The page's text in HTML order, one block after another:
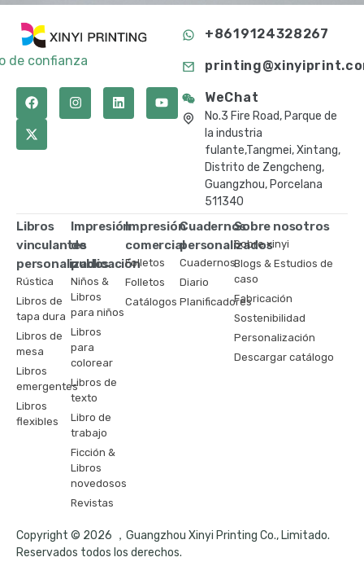
de confianza
+8619124328267
WeChat
No.3 Fire Road, Parque de
la industria
fulante,Tangmei, Xintang,
Distrito de Zengcheng,
Guangzhou, Porcelana
511340
Libros
vinculantes
personalizados
Rústica
Libros de
tapa dura
Libros de
mesa
Libros
emergentes
Libros
flexibles
Impresión
de
publicación
Niños &
Libros
para niños
Libros
para
colorear
Libros de
texto
Libro de
trabajo
Ficción &
Libros
novedosos
Revistas
Impresión
comercial
Folletos
Folletos
Catálogos
Cuadernos
personalizados
Cuadernos
Diario
Planificadores
Sobre nosotros
Sobre xinyi
Blogs & Estudios de
caso
Fabricación
Sostenibilidad
Personalización
Descargar catálogo
Copyright © 2026 ，Guangzhou Xinyi Printing Co., Limitado.
Reservados todos los derechos.